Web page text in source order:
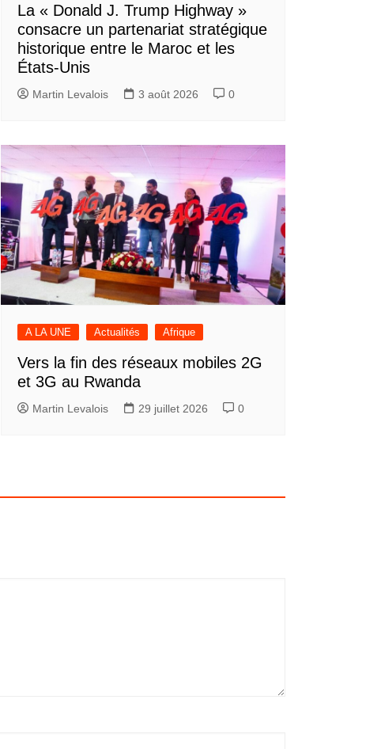
La « Donald J. Trump Highway »
consacre un partenariat stratégique
historique entre le Maroc et les
États-Unis
Martin Levalois 3 août 2026 0
A LA UNE Actualités Afrique
Vers la fin des réseaux mobiles 2G
et 3G au Rwanda
Martin Levalois 29 juillet 2026 0